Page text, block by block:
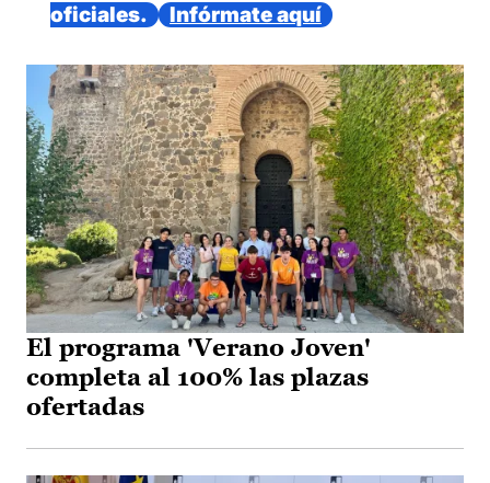
oficiales.
Infórmate aquí
El programa 'Verano Joven'
completa al 100% las plazas
ofertadas